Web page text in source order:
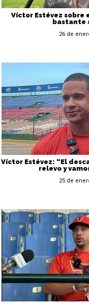
Víctor Estévez sobre
bastante
26 de
Víctor Estévez: “El
relevo y
25 de